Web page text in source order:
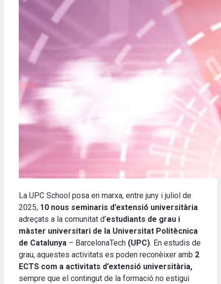
La UPC School posa en marxa, entre juny i juliol de
2025, 10 nous seminaris d’extensió universitària
adreçats a la comunitat d’estudiants de grau i
màster universitari de la Universitat Politècnica
de Catalunya – BarcelonaTech (UPC). En estudis de
grau, aquestes activitats es poden reconèixer amb 2
ECTS com a activitats d’extensió universitària,
sempre que el contingut de la formació no estigui